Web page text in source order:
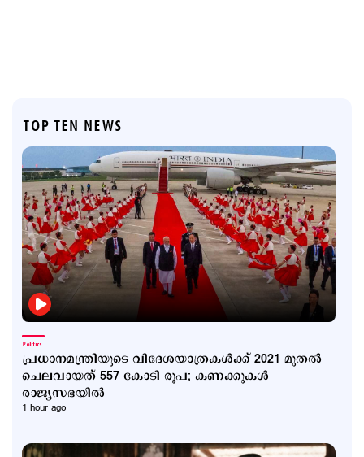
TOP TEN NEWS
Politics
പ്രധാനമന്ത്രിയുടെ വിദേശയാത്രകൾക്ക് 2021 മുതൽ
ചെലവായത് 557 കോടി രൂപ; കണക്കുകൾ
രാജ്യസഭയിൽ
1 hour ago